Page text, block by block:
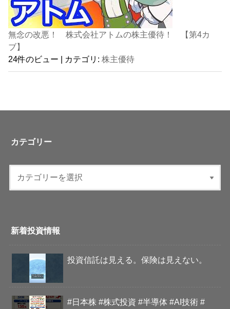
無念の改悪！ 株式会社アトムの株主優待！ 【第4カ
ブ】
24件のビュー | カテゴリ:株主優待
カテゴリー
新着投資情報
投資信託は見える。保険は見えない。
#日本株 #株式投資 #半導体 #AI技術 #